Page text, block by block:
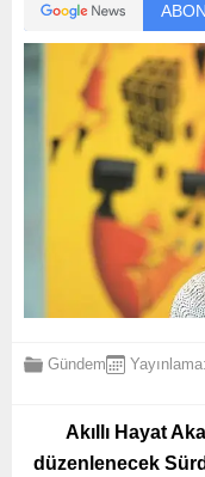
Gündem
Akıllı Hayat
düzenlenecek